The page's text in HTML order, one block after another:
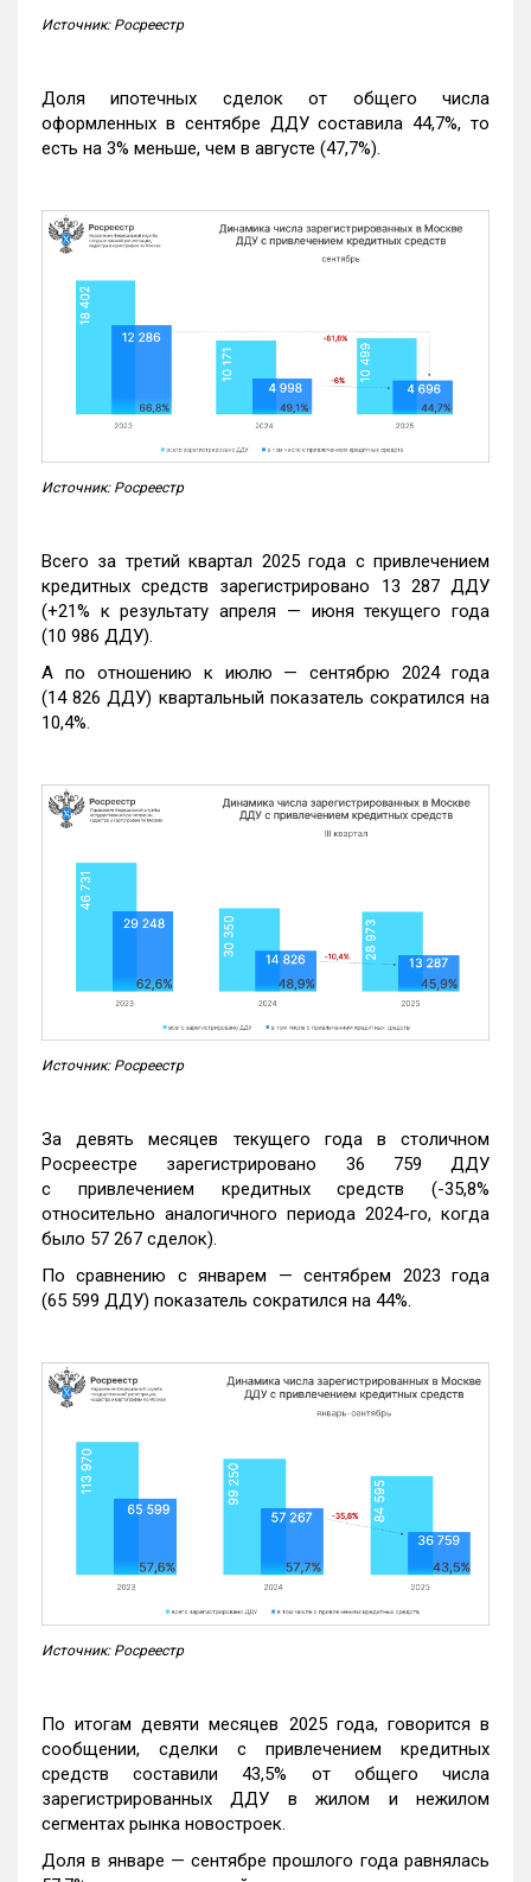
Источник: Росреестр
Доля ипотечных сделок от общего числа
оформленных в сентябре ДДУ составила 44,7%, то
есть на 3% меньше, чем в августе (47,7%).
Источник: Росреестр
Всего за третий квартал 2025 года с привлечением
кредитных средств зарегистрировано 13 287 ДДУ
(+21% к результату апреля — июня текущего года
(10 986 ДДУ).
А по отношению к июлю — сентябрю 2024 года
(14 826 ДДУ) квартальный показатель сократился на
10,4%.
Источник: Росреестр
За девять месяцев текущего года в столичном
Росреестре зарегистрировано 36 759 ДДУ
с привлечением кредитных средств (-35,8%
относительно аналогичного периода 2024-го, когда
было 57 267 сделок).
По сравнению с январем — сентябрем 2023 года
(65 599 ДДУ) показатель сократился на 44%.
Источник: Росреестр
По итогам девяти месяцев 2025 года, говорится в
сообщении, сделки с привлечением кредитных
средств составили 43,5% от общего числа
зарегистрированных ДДУ в жилом и нежилом
сегментах рынка новостроек.
Доля в январе — сентябре прошлого года равнялась